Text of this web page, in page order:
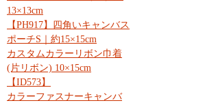
13×13cm
【PH917】四角いキャンバス
ポーチS｜約15×15cm
カスタムカラーリボン巾着
(片リボン) 10×15cm
【ID573】
カラーファスナーキャンバ